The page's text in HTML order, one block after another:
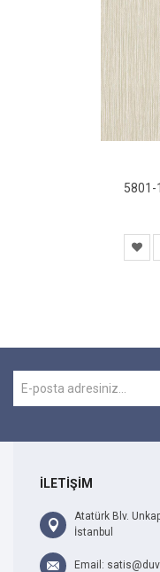
5801-
İLETİŞİM
Atatürk Blv.
İstanbul
Email: